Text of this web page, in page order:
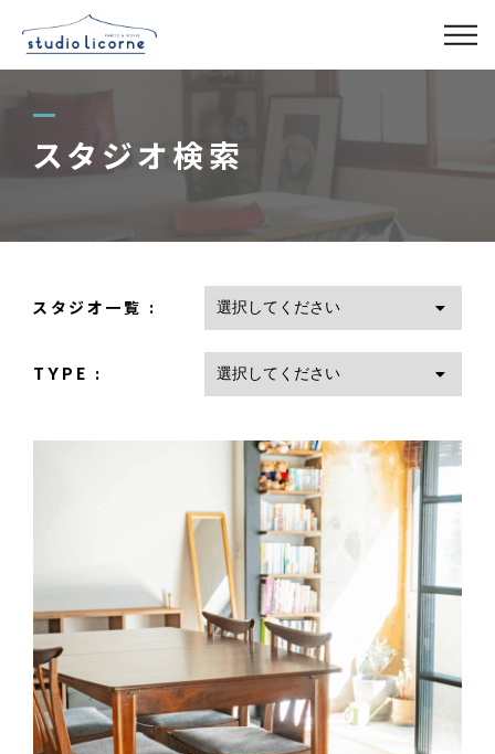
スタジオ検索
スタジオ一覧 :
TYPE :
スタジオ検索
よくある質問
レンタル事業
03-6327-0379
お問い合わせ電話
予約担当の携帯に転送されます。
090-1260-5732
着信には必ず折り返します。
※撮影中など繋がりにくい場合あります。